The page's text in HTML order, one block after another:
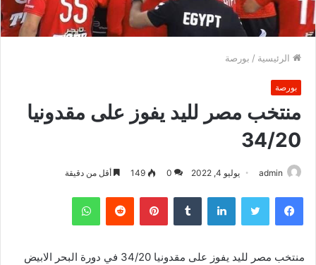
الرئيسية / بورصة
بورصة
منتخب مصر لليد يفوز على مقدونيا
34/20
admin يوليو 4, 2022 0
149 أقل من دقيقة
فيسبوك تويتر لينكدإن بينتيريست واتساب
منتخب مصر لليد يفوز على مقدونيا 34/20 في دورة البحر الابيض